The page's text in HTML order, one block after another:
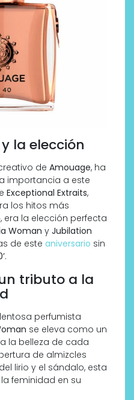
la elección
de Amouage, ha
importancia a este
Exceptional Extraits,
los hitos más
era la elección perfecta
Woman y Jubilation
de este aniversario sin
.
tributo a la
perfumista
se eleva como un
la belleza de cada
de almizcles
lirio y el sándalo, esta
feminidad en su